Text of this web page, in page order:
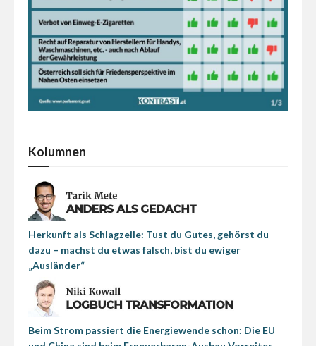
Kolumnen
Herkunft als Schlagzeile: Tust du Gutes, gehörst du
dazu – machst du etwas falsch, bist du ewiger
„Ausländer“
Beim Strom passiert die Energiewende schon: Die EU